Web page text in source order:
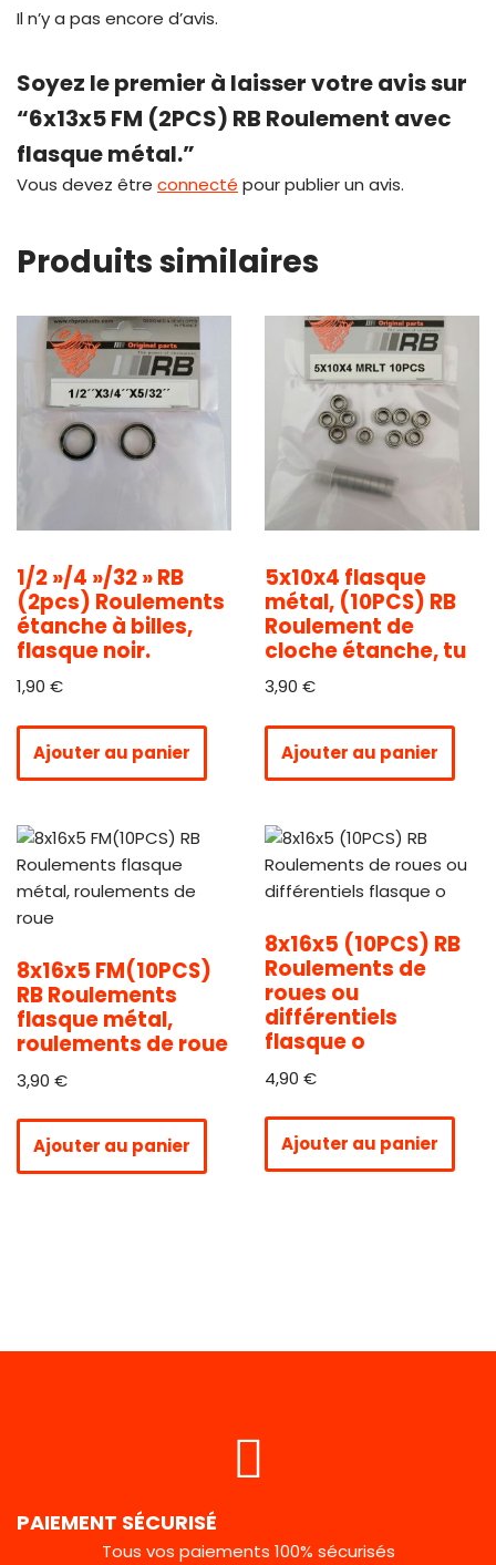
Il n’y a pas encore d’avis.
Soyez le premier à laisser votre avis sur
“6x13x5 FM (2PCS) RB Roulement avec
flasque métal.”
Vous devez être connecté pour publier un avis.
Produits similaires
1/2 »/4 »/32 » RB
(2pcs) Roulements
étanche à billes,
flasque noir.
1,90 €
Ajouter au panier
5x10x4 flasque
métal, (10PCS) RB
Roulement de
cloche étanche, tu
3,90 €
Ajouter au panier
8x16x5 FM(10PCS)
RB Roulements
flasque métal,
roulements de roue
3,90 €
Ajouter au panier
8x16x5 (10PCS) RB
Roulements de
roues ou
différentiels
flasque o
4,90 €
Ajouter au panier
PAIEMENT SÉCURISÉ
Tous vos paiements 100% sécurisés